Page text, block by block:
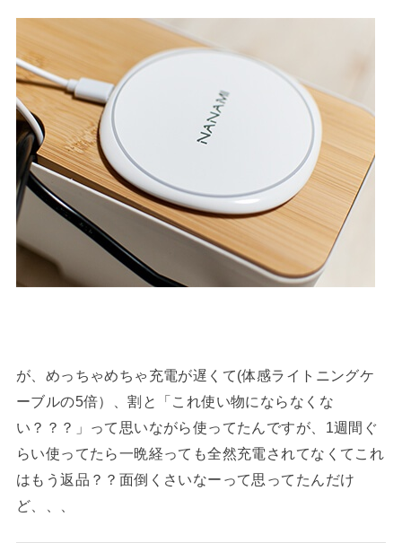
が、めっちゃめちゃ充電が遅くて(体感ライトニングケ
ーブルの5倍）、割と「これ使い物にならなくな
い？？？」って思いながら使ってたんですが、1週間ぐ
らい使ってたら一晩経っても全然充電されてなくてこれ
はもう返品？？面倒くさいなーって思ってたんだけ
ど、、、